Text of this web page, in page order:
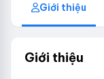
Giới thiệu
Giới thiệu